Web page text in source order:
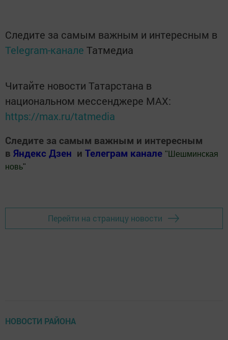
Следите за самым важным и интересным в
Telegram-канале Татмедиа
Читайте новости Татарстана в
национальном мессенджере MАХ:
https://max.ru/tatmedia
Следите за самым важным и интересным
в Яндекс Дзен и Телеграм канале " Шешминская
новь"
Перейти на страницу новости
НОВОСТИ РАЙОНА